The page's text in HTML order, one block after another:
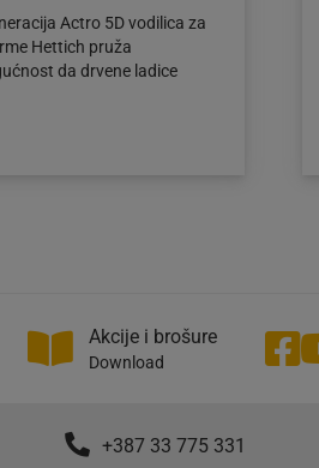
Actro 5D vodilica za
Hettich pruža
da drvene ladice
Akcije i brošure
Download
+387 33 775 331